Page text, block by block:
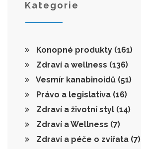
Kategorie
Konopné produkty (161)
Zdraví a wellness (136)
Vesmír kanabinoidů (51)
Právo a legislativa (16)
Zdraví a životní styl (14)
Zdraví a Wellness (7)
Zdraví a péče o zvířata (7)